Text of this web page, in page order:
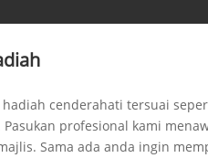
cenderahati tersuai
Pasukan profesional kami
Sama ada anda ingin